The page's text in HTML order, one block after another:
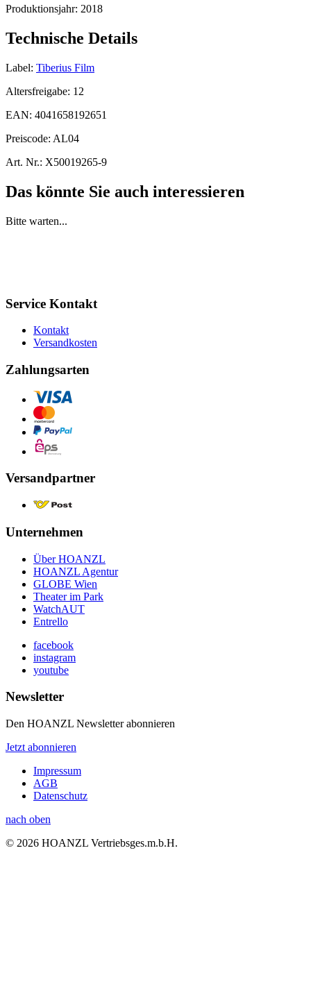
Produktionsjahr: 2018
Technische Details
Label: Tiberius Film
Altersfreigabe: 12
EAN: 4041658192651
Preiscode: AL04
Art. Nr.: X50019265-9
Das könnte Sie auch interessieren
Bitte warten...
Service Kontakt
Kontakt
Versandkosten
Zahlungsarten
Versandpartner
Unternehmen
Über HOANZL
HOANZL Agentur
GLOBE Wien
Theater im Park
WatchAUT
Entrello
facebook
instagram
youtube
Newsletter
Den HOANZL Newsletter abonnieren
Jetzt abonnieren
Impressum
AGB
Datenschutz
nach oben
© 2026 HOANZL Vertriebsges.m.b.H.